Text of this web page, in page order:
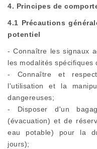
4. Principes de
4.1 Précautions
potentiel
- Connaître les signaux
les modalités spécifiques
- Connaître et
l'utilisation et la
dangereuses;
- Disposer d'un
(évacuation) et de
eau potable) pour la
jours);